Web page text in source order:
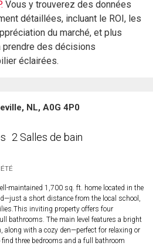
Vous y trouverez des données
détaillées, incluant le ROI, les
du marché, et plus
prendre des décisions
éclairées.
NL, A0G 4P0
2 Salles de bain
maintained 1,700 sq. ft. home located in the
a short distance from the local school,
inviting property offers four
bathrooms. The main level features a bright
along with a cozy den—perfect for relaxing or
find three bedrooms and a full bathroom